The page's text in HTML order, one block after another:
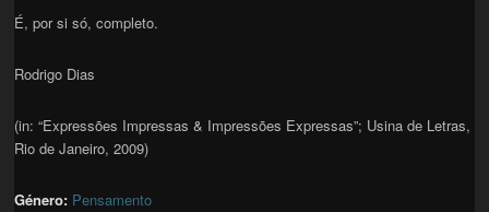
É, por si só, completo.
Rodrigo Dias
(in: “Expressões Impressas & Impressões Expressas”; Usina de Letras,
Rio de Janeiro, 2009)
Género: Pensamento